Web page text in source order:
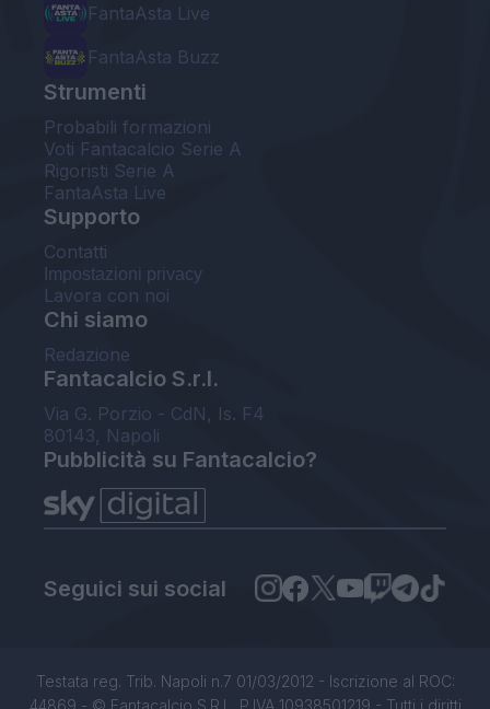
FantaAsta Live
FantaAsta Buzz
Strumenti
Probabili formazioni
Voti Fantacalcio Serie A
Rigoristi Serie A
FantaAsta Live
Supporto
Contatti
Impostazioni privacy
Lavora con noi
Chi siamo
Redazione
Fantacalcio S.r.l.
Via G. Porzio - CdN, Is. F4
80143, Napoli
Pubblicità su Fantacalcio?
Seguici sui social
Testata reg. Trib. Napoli n.7 01/03/2012 - Iscrizione al ROC:
44869 - © Fantacalcio S.R.L. P.IVA 10938501219 - Tutti i diritti